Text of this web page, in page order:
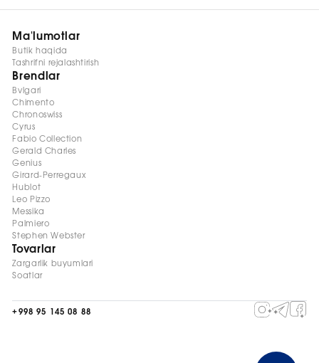
Ma'lumotlar
Butik haqida
Tashrifni rejalashtirish
Brendlar
Bvlgari
Chimento
Chronoswiss
Cyrus
Fabio Collection
Gerald Charles
Genius
Girard-Perregaux
Hublot
Leo Pizzo
Messika
Palmiero
Stephen Webster
Tovarlar
Zargarlik buyumlari
Soatlar
+998 95 145 08 88